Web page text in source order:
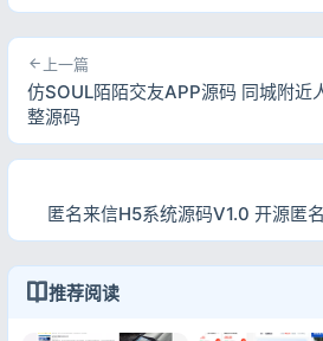
上一篇
仿SOUL陌陌交友APP源码 同城附近
整源码
匿名来信H5系统源码V1.0 开源匿
推荐阅读